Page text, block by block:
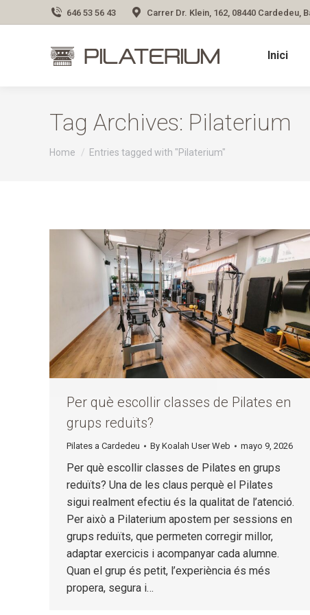
646 53 56 43 Carrer Dr. Klein, 162, 08440 Cardedeu,
Inici
Tag Archives: Pilaterium
You are here:
Home Entries tagged with "Pilaterium"
Per què escollir classes de Pilates en
grups reduïts?
Pilates a Cardedeu By Koalah User Web mayo 9, 2026
Per què escollir classes de Pilates en grups
reduïts? Una de les claus perquè el Pilates
sigui realment efectiu és la qualitat de l’atenció.
Per això a Pilaterium apostem per sessions en
grups reduïts, que permeten corregir millor,
adaptar exercicis i acompanyar cada alumne.
Quan el grup és petit, l’experiència és més
propera, segura i…